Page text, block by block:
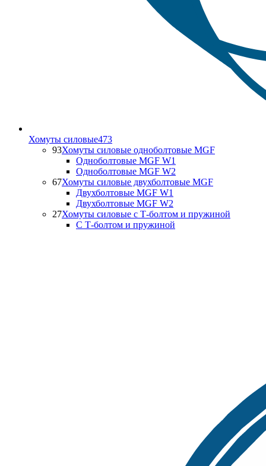
Хомуты силовые473
93Хомуты силовые одноболтовые MGF
Одноболтовые MGF W1
Одноболтовые MGF W2
67Хомуты силовые двухболтовые MGF
Двухболтовые MGF W1
Двухболтовые MGF W2
27Хомуты силовые с Т-болтом и пружиной
С Т-болтом и пружиной